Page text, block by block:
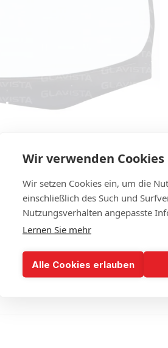
Wir verwenden Cookies
Wir setzen Cookies ein, um die
einschließlich des Such und
Nutzungsverhalten angepasste
Lernen Sie mehr
Alle Cookies erlauben